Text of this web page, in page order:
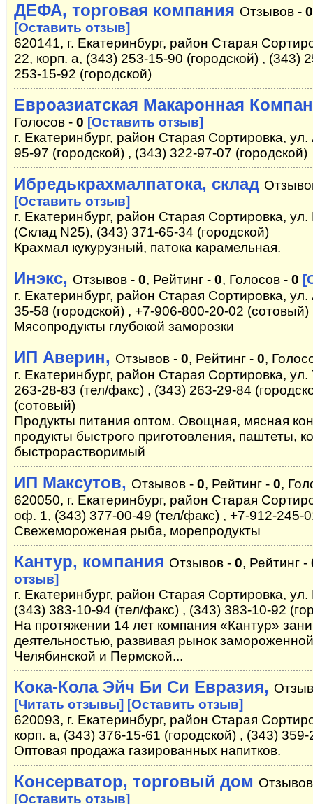
ДЕФА, торговая компания Отзывов - 0
[Оставить отзыв]
620141, г. Екатеринбург, район Старая
22, корп. а, (343) 253-15-90 (городской) , (343)
253-15-92 (городской)
Евроазиатская Макаронная
Голосов - 0 [Оставить отзыв]
г. Екатеринбург, район Старая Сортировка,
95-97 (городской) , (343) 322-97-07 (городской)
Ибредькрахмалпатока, склад
[Оставить отзыв]
г. Екатеринбург, район Старая Сортировка,
(Склад N25), (343) 371-65-34 (городской)
Крахмал кукурузный, патока карамельная.
Инэкс, Отзывов - 0, Рейтинг - 0, Голосов - 0
г. Екатеринбург, район Старая Сортировка,
35-58 (городской) , +7-906-800-20-02 (сотовый)
Мясопродукты глубокой заморозки
ИП Аверин, Отзывов - 0, Рейтинг - 0,
г. Екатеринбург, район Старая Сортировка,
263-28-83 (тел/факс) , (343) 263-29-84
(сотовый)
Продукты питания оптом. Овощная, мясная
продукты быстрого приготовления, паштеты,
быстрорастворимый
ИП Максутов, Отзывов - 0, Рейтинг - 0,
620050, г. Екатеринбург, район Старая
оф. 1, (343) 377-00-49 (тел/факс) , +7-912-245-
Свежемороженая рыба, морепродукты
Кантур, компания Отзывов - 0, Рейтинг -
отзыв]
г. Екатеринбург, район Старая Сортировка,
(343) 383-10-94 (тел/факс) , (343) 383-10-92
На протяжении 14 лет компания «Кантур»
деятельностью, развивая рынок
Челябинской и Пермской...
Кока-Кола Эйч Би Си Евразия,
[Читать отзывы] [Оставить отзыв]
620093, г. Екатеринбург, район Старая
корп. а, (343) 376-15-61 (городской) , (343)
Оптовая продажа газированных напитков.
Консерватор, торговый дом
[Оставить отзыв]